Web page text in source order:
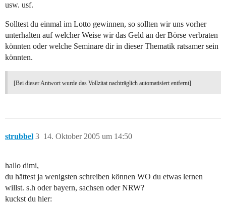
usw. usf.
Solltest du einmal im Lotto gewinnen, so sollten wir uns vorher
unterhalten auf welcher Weise wir das Geld an der Börse verbraten
könnten oder welche Seminare dir in dieser Thematik ratsamer sein
könnten.
[Bei dieser Antwort wurde das Vollzitat nachträglich automatisiert entfernt]
strubbel 14. Oktober 2005 um 14:50
3
hallo dimi,
du hättest ja wenigsten schreiben können WO du etwas lernen
willst. s.h oder bayern, sachsen oder NRW?
kuckst du hier: